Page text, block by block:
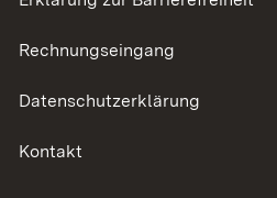
Rechnungseingang
Datenschutzerklärung
Kontakt